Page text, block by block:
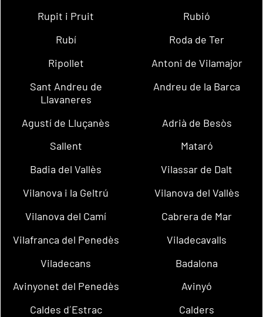
Rupit i Pruit
Rubió
Rubí
Roda de Ter
Ripollet
Antoni de Vilamajor
Sant Andreu de
Llavaneres
Andreu de la Barca
Agustí de Lluçanès
Adrià de Besòs
Sallent
Mataró
Badia del Vallès
Vilassar de Dalt
Vilanova i la Geltrú
Vilanova del Vallès
Vilanova del Camí
Cabrera de Mar
Vilafranca del Penedès
Viladecavalls
Viladecans
Badalona
Avinyonet del Penedès
Avinyó
Caldes d´Estrac
Calders